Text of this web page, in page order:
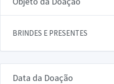
BRINDES E PRESENTES
Data da Doação